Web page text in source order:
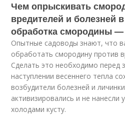
Чем опрыскивать
вредителей и болезней
обработка смородины
Опытные садоводы знают, что
обработать смородину против
Сделать это необходимо перед
наступлении весеннего тепла
возбудители болезней и
активизировались и не нанесли
холодами кусту.